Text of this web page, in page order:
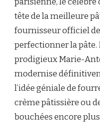
tête de la meilleure
fournisseur officiel
perfectionner la pâte.
prodigieux Marie-
modernise
l’idée géniale de
crème pâtissière ou
bouchées encore